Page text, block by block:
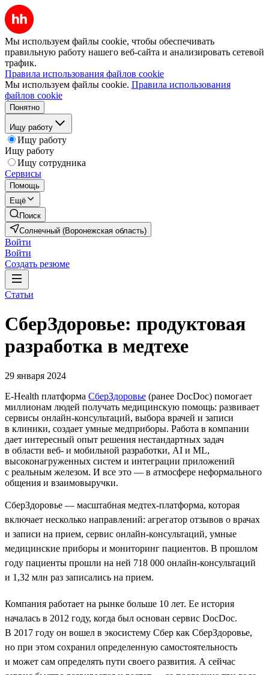
Мы используем файлы cookie, чтобы обеспечивать
правильную работу нашего веб-сайта и анализировать сетевой
трафик.
Правила использования файлов cookie
Мы используем файлы cookie. Правила использования
файлов cookie
Понятно
Ищу работу
Ищу работу
Ищу работу
Ищу сотрудника
Сервисы
Помощь
Ещё
Поиск
Солнечный (Воронежская область)
Войти
Войти
Создать резюме
Статьи
СберЗдоровье: продуктовая
разработка в медтехе
29 января 2024
E-Health платформа СберЗдоровье (ранее DocDoc) помогает
миллионам людей получать медицинскую помощь: развивает
сервисы онлайн-консультаций, выбора врачей и записи
в клиники, создает умные медприборы. Работа в компании
дает интересный опыт решения нестандартных задач
в области веб- и мобильной разработки, AI и ML,
высоконагруженных систем и интеграции приложений
с реальным железом. И все это — в атмосфере неформального
общения и взаимовыручки.
СберЗдоровье — масштабная медтех-платформа, которая
включает несколько направлений: агрегатор отзывов о врачах
и записи на прием, сервис онлайн-консультаций, умные
медицинские приборы и мониторинг пациентов. В прошлом
году пациенты прошли на ней 718 000 онлайн-консультаций
и 1,32 млн раз записались на прием.
Компания работает на рынке больше 10 лет. Ее история
началась в 2012 году, когда был основан сервис DocDoc.
В 2017 году он вошел в экосистему Сбер как СберЗдоровье,
но при этом сохранил определенную самостоятельность
и может сам определять пути своего развития. А сейчас